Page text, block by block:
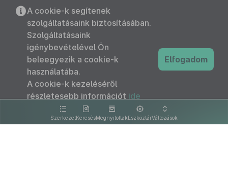
SzerkezetKeresésMegnyitottakEszköztárVáltozások
A cookie-k segítenek
szolgáltatásaink biztosításában.
Szolgáltatásaink
igénybevételével Ön
beleegyezik a cookie-k
használatába.
A cookie-k kezeléséről
részletesebb információt ide
kattintva olvashat.
Elfogadom